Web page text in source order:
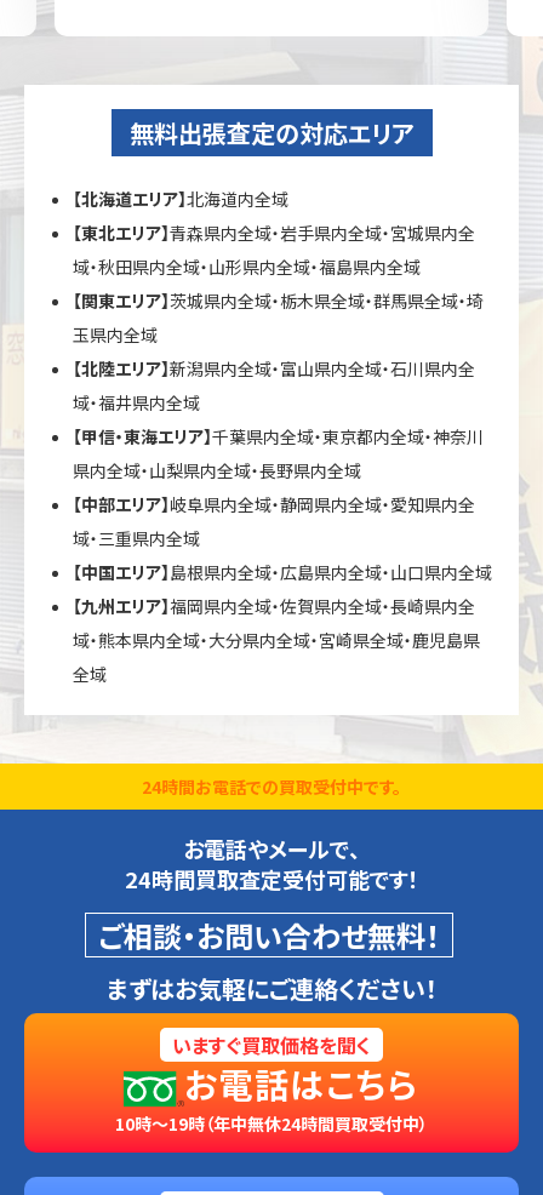
無料出張査定の対応エリア
【北海道エリア】北海道内全域
【東北エリア】青森県内全域・岩手県内全域・宮城県内全
域・秋田県内全域・山形県内全域・福島県内全域
【関東エリア】茨城県内全域・栃木県全域・群馬県全域・埼
玉県内全域
【北陸エリア】新潟県内全域・富山県内全域・石川県内全
域・福井県内全域
【甲信・東海エリア】千葉県内全域・東京都内全域・神奈川
県内全域・山梨県内全域・長野県内全域
【中部エリア】岐阜県内全域・静岡県内全域・愛知県内全
域・三重県内全域
【中国エリア】島根県内全域・広島県内全域・山口県内全域
【九州エリア】福岡県内全域・佐賀県内全域・長崎県内全
域・熊本県内全域・大分県内全域・宮崎県全域・鹿児島県
全域
24時間お電話での買取受付中です。
お電話やメールで、
24時間買取査定受付可能です！
ご相談・お問い合わせ無料！
まずはお気軽にご連絡ください！
いますぐ買取価格を聞く
お電話はこちら
10時～19時（年中無休24時間買取受付中）